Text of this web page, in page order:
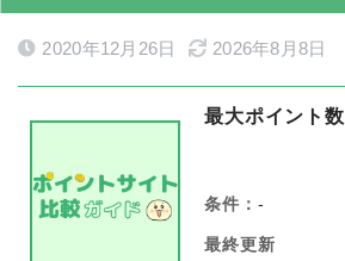
2020年12月26日 2026年8月8日
最大ポイント数
条件： -
最終更新